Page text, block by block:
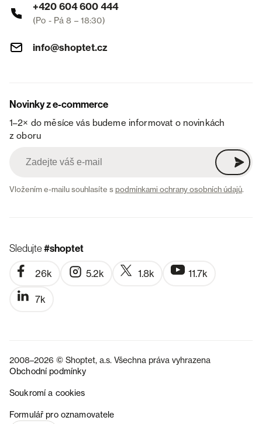
+420 604 600 444
(Po - Pá 8 – 18:30)
info@shoptet.cz
Novinky z e-commerce
1–2× do měsíce vás budeme informovat o novinkách
z oboru
Vložením e-mailu souhlasíte spodmínkami ochrany osobních údajů.
Sledujte#shoptet
26k 5.2k 1.8k 11.7k
7k
2008–2026 © Shoptet, a.s. Všechna práva vyhrazena
Obchodní podmínky
Soukromí a cookies
Formulář pro oznamovatele